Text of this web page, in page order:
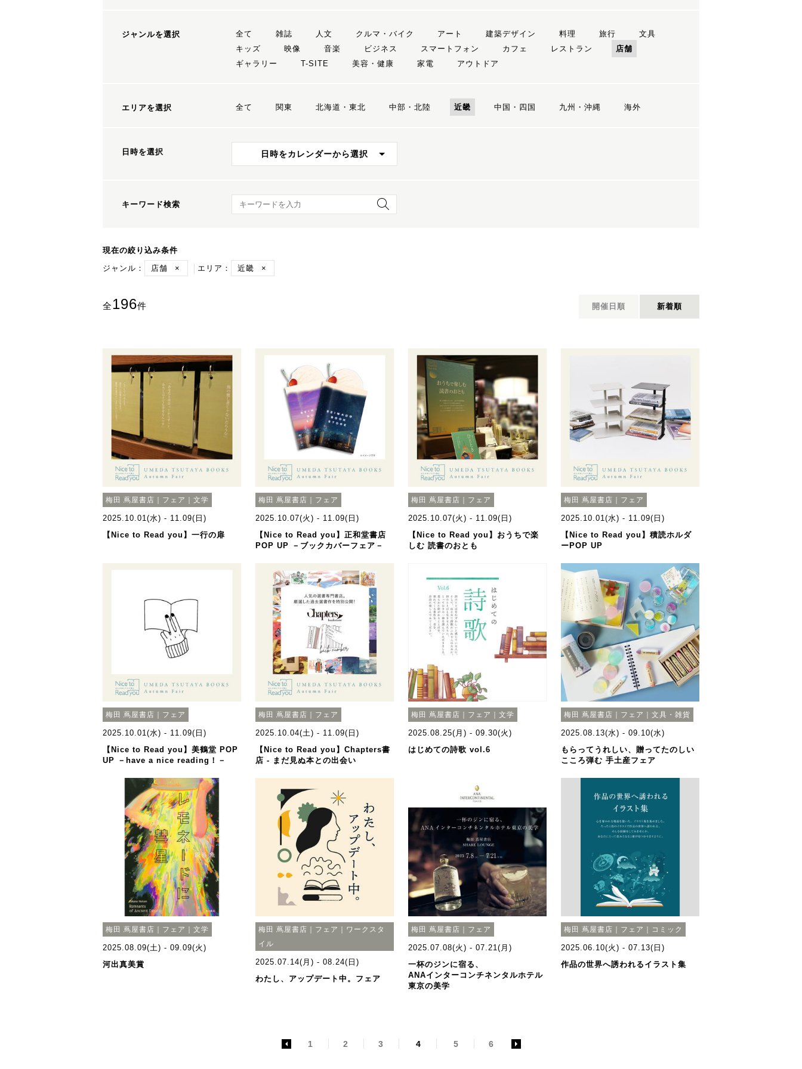
ジャンルを選択 全て 雑誌 人文 クルマ・バイク アート 建築デザイン 料理 旅行
文具
キッズ
映像 音楽 ビジネス スマートフォン カフェ レストラン
店舗
ギャラリー
T-SITE 美容・健康 家電 アウトドア
エリアを選択 全て 関東 北海道・東北 中部・北陸 近畿 中国・四国 九州・沖縄 海外
日時を選択 日時をカレンダーから選択
キーワード検索 キーワード検索
現在の絞り込み条件
ジャンル：
店舗 × エリア： 近畿 ×
全196件 開催日順 新着順
梅田 蔦屋書店｜フェア｜文学
2025.10.01(水) - 11.09(日)
【Nice to Read you】一行の扉
梅田 蔦屋書店｜フェア
2025.10.07(火) - 11.09(日)
【Nice to Read you】正和堂書店
POP UP －ブックカバーフェア－
梅田 蔦屋書店｜フェア
2025.10.07(火) - 11.09(日)
【Nice to Read you】おうちで楽
しむ 読書のおとも
梅田 蔦屋書店｜フェア
2025.10.01(水) - 11.09(日)
【Nice to Read you】積読ホルダ
ーPOP UP
梅田 蔦屋書店｜フェア
2025.10.01(水) - 11.09(日)
【Nice to Read you】美鶴堂 POP
UP －have a nice reading！－
梅田 蔦屋書店｜フェア
2025.10.04(土) - 11.09(日)
【Nice to Read you】Chapters書
店 - まだ見ぬ本との出会い
梅田 蔦屋書店｜フェア｜文学
2025.08.25(月) - 09.30(火)
はじめての詩歌 vol.6
梅田 蔦屋書店｜フェア｜文具・雑貨
2025.08.13(水) - 09.10(水)
もらってうれしい、贈ってたのしい
こころ弾む 手土産フェア
梅田 蔦屋書店｜フェア｜文学
2025.08.09(土) - 09.09(火)
河出真美賞
梅田 蔦屋書店｜フェア｜ワークスタ
イル
2025.07.14(月) - 08.24(日)
わたし、アップデート中。フェア
梅田 蔦屋書店｜フェア
2025.07.08(火) - 07.21(月)
一杯のジンに宿る、
ANAインターコンチネンタルホテル
東京の美学
梅田 蔦屋書店｜フェア｜コミック
2025.06.10(火) - 07.13(日)
作品の世界へ誘われるイラスト集
1 2 3 4 5 6